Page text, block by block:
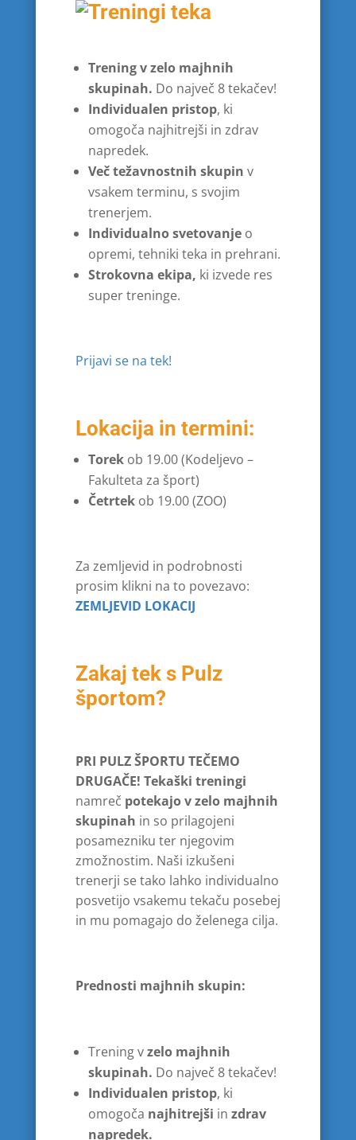
Trening v zelo majhnih
skupinah. Do največ 8 tekačev!
Individualen pristop, ki
omogoča najhitrejši in zdrav
napredek.
Več težavnostnih skupin v
vsakem terminu, s svojim
trenerjem.
Individualno svetovanje o
opremi, tehniki teka in prehrani.
Strokovna ekipa, ki izvede res
super treninge.
Prijavi se na tek!
Lokacija in termini:
Torek ob 19.00 (Kodeljevo –
Fakulteta za šport)
Četrtek ob 19.00 (ZOO)
Za zemljevid in podrobnosti
prosim klikni na to povezavo:
ZEMLJEVID LOKACIJ
Zakaj tek s Pulz
športom?
PRI PULZ ŠPORTU TEČEMO
DRUGAČE! Tekaški treningi
namreč potekajo v zelo majhnih
skupinah in so prilagojeni
posamezniku ter njegovim
zmožnostim. Naši izkušeni
trenerji se tako lahko individualno
posvetijo vsakemu tekaču posebej
in mu pomagajo do želenega cilja.
Prednosti majhnih skupin:
Trening vzelo majhnih
skupinah. Do največ 8 tekačev!
Individualen pristop, ki
omogoča najhitrejši in zdrav
napredek.